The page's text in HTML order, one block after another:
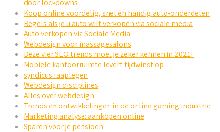
door lockdowns
Koop online voordelig, snel en handig auto-onderdelen
Regels als je u auto wilt verkopen via sociale media
Auto verkopen via Sociale Media
Webdesign voor massagesalons
Deze vier SEO trends moet je zeker kennen in 2021!
Mobiele kantoorruimte levert tijdwinst op
syndicus raaplegen
Webdesign disciplines
Alles over webdesign
Trends en ontwikkelingen in de online gaming industrie
Marketing analyse: aankopen online
Sparen voor je pensioen